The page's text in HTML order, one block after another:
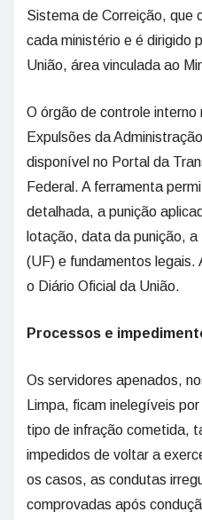
Sistema de Correição, que
cada ministério e é dirigido
União, área vinculada ao
O órgão de controle
Expulsões da
disponível no Portal da
Federal. A ferramenta
detalhada, a punição
lotação, data da punição,
(UF) e fundamentos legais.
o Diário Oficial da União.
Processos e
Os servidores apenados,
Limpa, ficam inelegíveis
tipo de infração cometida,
impedidos de voltar a
os casos, as condutas
comprovadas após